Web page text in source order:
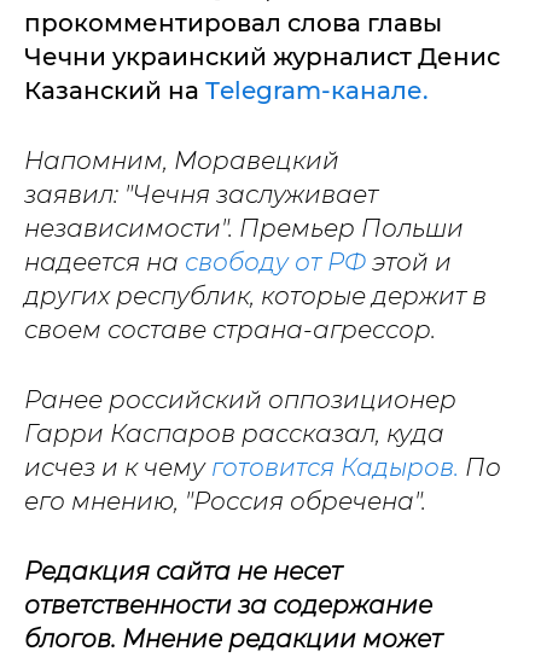
прокомментировал слова главы
Чечни украинский журналист Денис
Казанский на Тelegram-канале.
Напомним, Моравецкий
заявил: "Чечня заслуживает
независимости". Премьер Польши
надеется на свободу от РФ этой и
других республик, которые держит в
своем составе страна-агрессор.
Ранее российский оппозиционер
Гарри Каспаров рассказал, куда
исчез и к чемуготовится Кадыров. По
его мнению, "Россия обречена".
Редакция сайта не несет
ответственности за содержание
блогов. Мнение редакции может